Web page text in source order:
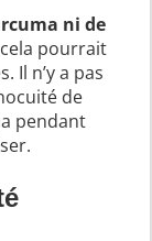
ni de
pourrait
Il n’y a pas
de
pendant